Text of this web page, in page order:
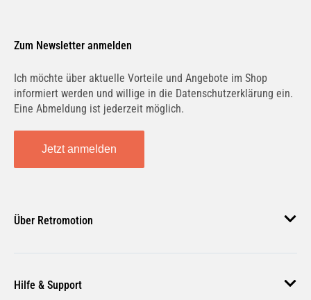
Zum Newsletter anmelden
Ich möchte über aktuelle Vorteile und Angebote im Shop
informiert werden und willige in die Datenschutzerklärung ein.
Eine Abmeldung ist jederzeit möglich.
Jetzt anmelden
Über Retromotion
Unsere Jobs
Hilfe & Support